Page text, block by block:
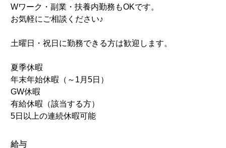
Wワーク・副業・扶養内勤務もOKです。
お気軽にご相談ください♪
土曜日・祝日に勤務できる方は歓迎します。
夏季休暇
年末年始休暇（～1月5日）
GW休暇
有給休暇（該当する方）
5日以上の連続休暇可能
給与